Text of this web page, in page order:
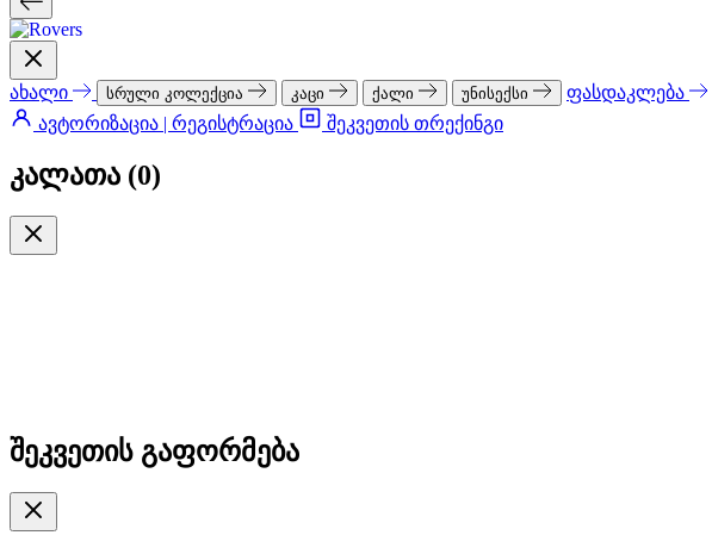
ახალი სრული კოლექცია კაცი ქალი უნისექსი
ფასდაკლება
ავტორიზაცია | რეგისტრაცია
შეკვეთის თრექინგი
კალათა (0)
შეკვეთის გაფორმება